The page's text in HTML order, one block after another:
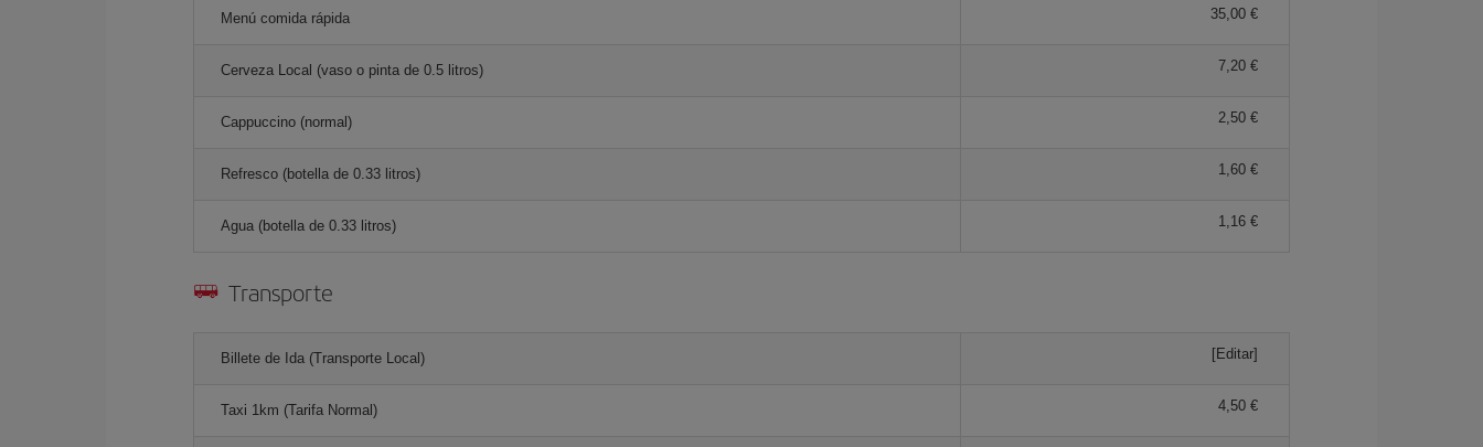
Menú comida rápida 35,00 €
Cerveza Local (vaso o pinta de 0.5 litros) 7,20 €
Cappuccino (normal) 2,50 €
Refresco (botella de 0.33 litros) 1,60 €
Agua (botella de 0.33 litros) 1,16 €
Transporte
Billete de Ida (Transporte Local) [Editar]
Taxi 1km (Tarifa Normal) 4,50 €